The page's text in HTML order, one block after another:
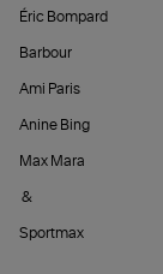
Éric Bompard
Barbour
Ami Paris
Anine Bing
Max Mara
&
Sportmax